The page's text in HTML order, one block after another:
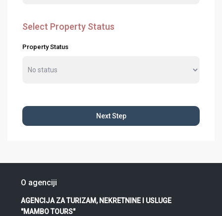
Select Property Status
Property Status
Next Step
O agenciji
AGENCIJA ZA TURIZAM, NEKRETNINE I USLUGE
"MAMBO TOURS"